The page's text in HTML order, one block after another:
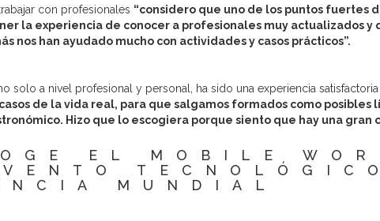
con profesionales “considero que uno de los puntos fuertes
la experiencia de conocer a profesionales muy actualizados y
nos han ayudado mucho con actividades y casos prácticos”.
solo a nivel profesional y personal, ha sido una experiencia
de la vida real, para que salgamos formados como
Hizo que lo escogiera porque siento que hay una gran
EL MOBILE
MUNDIAL